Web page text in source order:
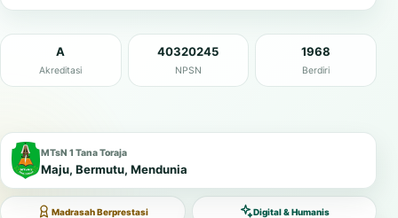
A
Akreditasi
40320245
NPSN
1968
Berdiri
MTsN 1 Tana Toraja
Maju, Bermutu, Mendunia
Madrasah Berprestasi Digital & Humanis